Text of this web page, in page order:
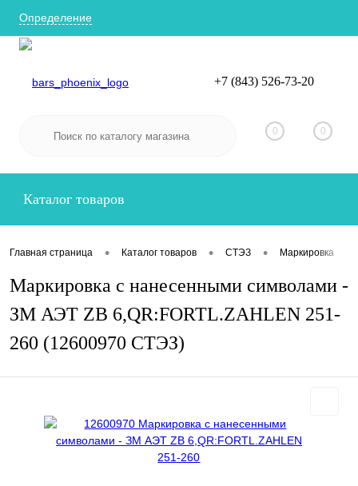
Определение
Вход
+7 (843) 526-73-20
0 0
Каталог товаров
Главная страница • Каталог товаров • СТЭЗ • Маркировка
Маркировка с нанесенными символами -
ЗМ АЭТ ZB 6,QR:FORTL.ZAHLEN 251-
260 (12600970 СТЭЗ)